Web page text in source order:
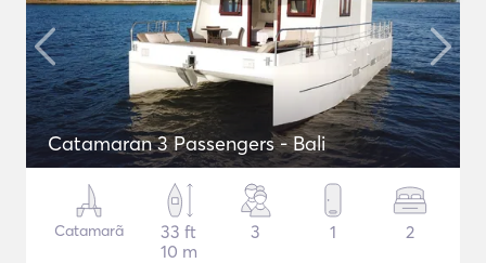
Catamaran 3 Passengers - Bali
Catamarã
33 ft
10 m
3 1 2